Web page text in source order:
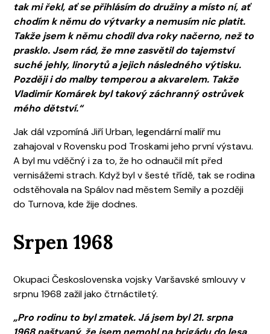
tak mi řekl, ať se přihlásím do družiny a místo ní, ať
chodím k němu do výtvarky a nemusím nic platit.
Takže jsem k němu chodil dva roky načerno, než to
prasklo. Jsem rád, že mne zasvětil do tajemství
suché jehly, linorytů a jejich následného výtisku.
Později i do malby temperou a akvarelem. Takže
Vladimír Komárek byl takový záchranný ostrůvek
mého dětství.“
Jak dál vzpomíná Jiří Urban, legendární malíř mu
zahajoval v Rovensku pod Troskami jeho první výstavu.
A byl mu vděčný i za to, že ho odnaučil mít před
vernisážemi strach. Když byl v šesté třídě, tak se rodina
odstěhovala na Spálov nad městem Semily a později
do Turnova, kde žije dodnes.
Srpen 1968
Okupaci Československa vojsky Varšavské smlouvy v
srpnu 1968 zažil jako čtrnáctiletý.
„Pro rodinu to byl zmatek. Já jsem byl 21. srpna